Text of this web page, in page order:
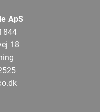
ApS
18